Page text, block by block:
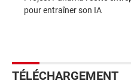
pour entraîner son IA
TÉLÉCHARGEMENT